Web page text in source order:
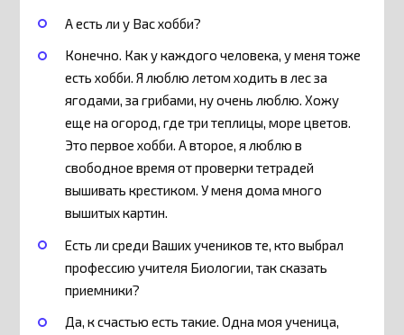
А есть ли у Вас хобби?
Конечно. Как у каждого человека, у меня тоже
есть хобби. Я люблю летом ходить в лес за
ягодами, за грибами, ну очень люблю. Хожу
еще на огород, где три теплицы, море цветов.
Это первое хобби. А второе, я люблю в
свободное время от проверки тетрадей
вышивать крестиком. У меня дома много
вышитых картин.
Есть ли среди Ваших учеников те, кто выбрал
профессию учителя Биологии, так сказать
приемники?
Да, к счастью есть такие. Одна моя ученица,